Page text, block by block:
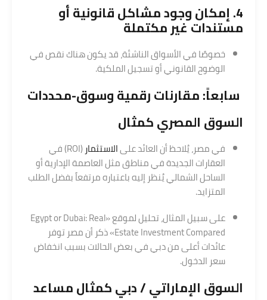
4. إمكان وجود مشاكل قانونية أو
مستندات غير مكتملة
خصوصًا في الأسواق الناشئة، قد يكون هناك نقص في
الوضوح القانوني أو تسجيل الملكية.
سابعاً: مقارنات رقمية وسوق-محددات
السوق المصري كمثال
في مصر، يُلاحظ أن العائد علىالاستثمار
(ROI) في
العقارات الجديدة في مناطق مثل العاصمة الإدارية أو
الساحل الشمالي يُنظر إليه باعتباره مرتفعاً بفضل الطلب
المتزايد.
على سبيل المثال، تحليل لموقع «Egypt or Dubai: Real
Estate Investment Compared» ذكر أن مصر توفر
عائدات أعلى من دبي في بعض الحالات بسبب انخفاض
سعر الدخول.
السوق الإماراتي / دبي كمثال مساعد